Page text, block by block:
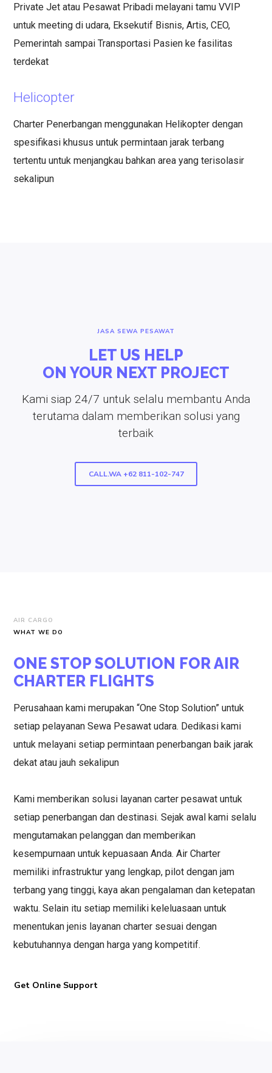
Private Jet atau Pesawat Pribadi melayani tamu VVIP
untuk meeting di udara, Eksekutif Bisnis, Artis, CEO,
Pemerintah sampai Transportasi Pasien ke fasilitas
terdekat
Helicopter
Charter Penerbangan menggunakan Helikopter dengan
spesifikasi khusus untuk permintaan jarak terbang
tertentu untuk menjangkau bahkan area yang terisolasir
sekalipun
JASA SEWA PESAWAT
LET US HELP
ON YOUR NEXT PROJECT
Kami siap 24/7 untuk selalu membantu Anda
terutama dalam memberikan solusi yang
terbaik
CALL.WA +62 811-102-747
AIR CARGO
WHAT WE DO
ONE STOP SOLUTION FOR AIR
CHARTER FLIGHTS
Perusahaan kami merupakan “One Stop Solution” untuk
setiap pelayanan Sewa Pesawat udara. Dedikasi kami
untuk melayani setiap permintaan penerbangan baik jarak
dekat atau jauh sekalipun
Kami memberikan solusi layanan carter pesawat untuk
setiap penerbangan dan destinasi. Sejak awal kami selalu
mengutamakan pelanggan dan memberikan
kesempurnaan untuk kepuasaan Anda. Air Charter
memiliki infrastruktur yang lengkap, pilot dengan jam
terbang yang tinggi, kaya akan pengalaman dan ketepatan
waktu. Selain itu setiap memiliki keleluasaan untuk
menentukan jenis layanan charter sesuai dengan
kebutuhannya dengan harga yang kompetitif.
Get Online Support